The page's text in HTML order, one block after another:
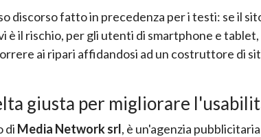
discorso fatto in precedenza per i testi: se il
è il rischio, per gli utenti di smartphone e
ai ripari affidandosi ad un costruttore di
giusta per migliorare
di Media Network srl, è un'agenzia